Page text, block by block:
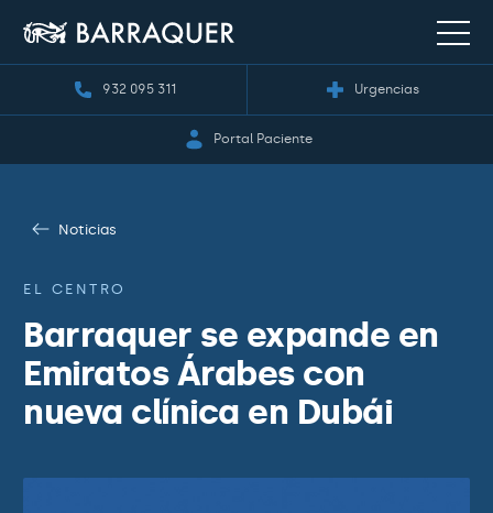
932 095 311 Urgencias
Portal Paciente
Noticias
EL CENTRO
Barraquer se expande en
Emiratos Árabes con
nueva clínica en Dubái